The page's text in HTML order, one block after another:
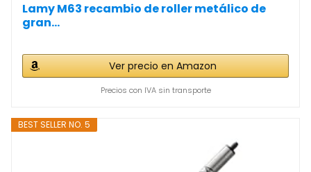
Lamy M63 recambio de roller metálico de
gran...
Ver precio en Amazon
Precios con IVA sin transporte
BEST SELLER NO. 5